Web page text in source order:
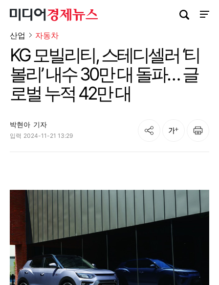
사이
검색창 열기
산업 자동차
KG 모빌리티, 스테디셀러 ‘티
볼리’ 내수 30만 대 돌파… 글
로벌 누적 42만 대
박현아 기자
입력 2024-11-21 13:29
공유 글자크기 인쇄